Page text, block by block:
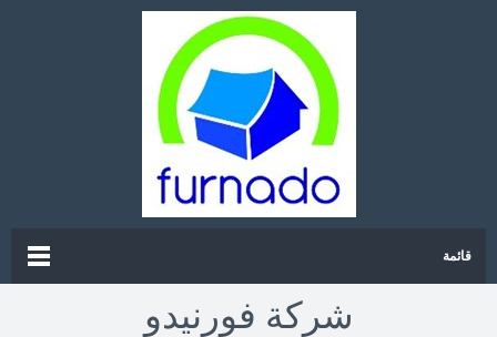
قائمة
شركة فورنيدو